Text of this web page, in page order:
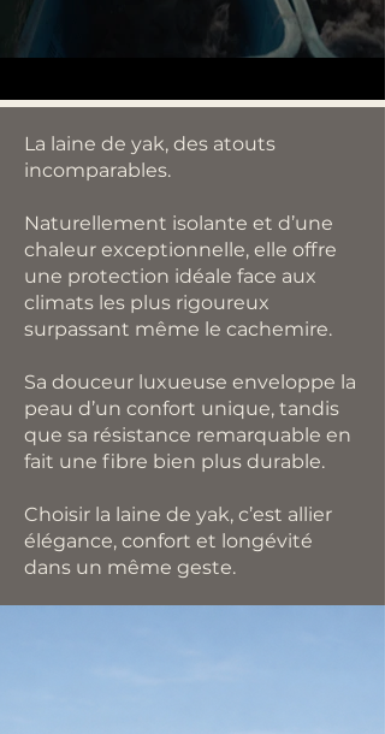
La laine de yak, des atouts
incomparables.
Naturellement isolante et d’une
chaleur exceptionnelle, elle offre
une protection idéale face aux
climats les plus rigoureux
surpassant même le cachemire.
Sa douceur luxueuse enveloppe la
peau d’un confort unique, tandis
que sa résistance remarquable en
fait une fibre bien plus durable.
Choisir la laine de yak, c’est allier
élégance, confort et longévité
dans un même geste.